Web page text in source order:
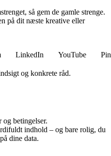
så gem de gamle strenge.
på dit næste kreative eller
LinkedIn YouTube
og konkrete råd.
betingelser.
indhold – og bare rolig, du
dine data.